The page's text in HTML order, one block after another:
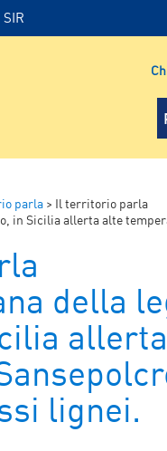
SIR
parla > Il territorio parla
allerta alte temperature;
della
lignei.